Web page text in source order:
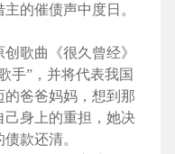
的催债声中度日。
歌曲《很久曾经》
手”，并将代表我国
爸爸妈妈，想到那
己身上的重担，她决
款还清。